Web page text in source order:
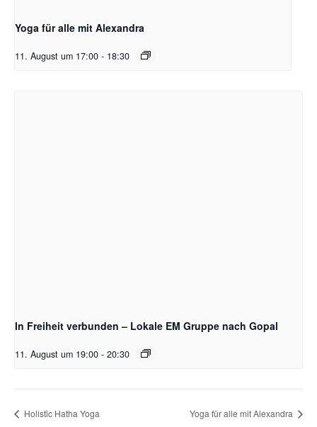
Yoga für alle mit Alexandra
11. August um 17:00 - 18:30
In Freiheit verbunden – Lokale EM Gruppe nach Gopal
11. August um 19:00 - 20:30
Holistic Hatha Yoga Yoga für alle mit Alexandra